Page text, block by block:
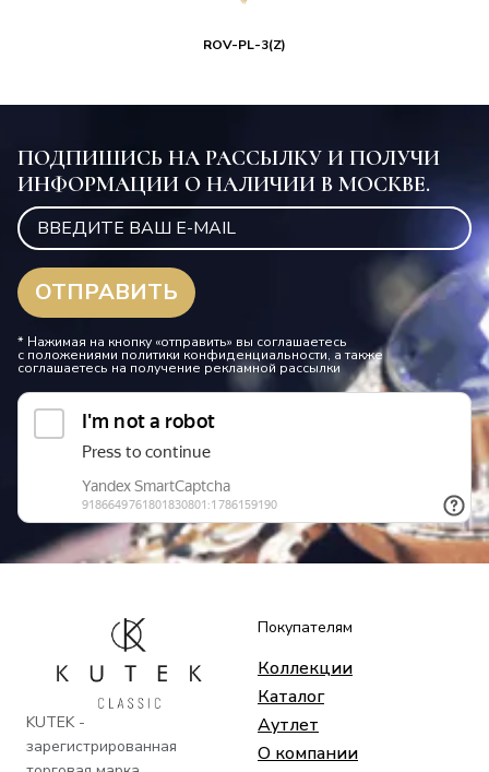
ROV-PL-3(Z)
ПОДПИШИСЬ НА РАССЫЛКУ И ПОЛУЧИ
ИНФОРМАЦИИ О НАЛИЧИИ В МОСКВЕ.
* Нажимая на кнопку «отправить» вы соглашаетесь
с положениями политики конфиденциальности, а также
соглашаетесь на получение рекламной рассылки
KUTEK -
зарегистрированная
Покупателям
Коллекции
Каталог
Аутлет
О компании